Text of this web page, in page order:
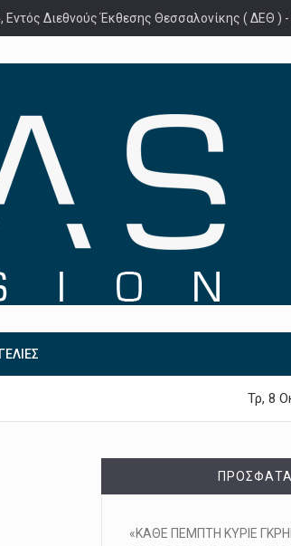
Εντός Διεθνούς Έκθεσης Θεσσαλονίκης ( ΔΕΘ )
Τρ, 8
«ΚΑΘΕ ΠΕΜΠΤΗ ΚΥΡΙΕ